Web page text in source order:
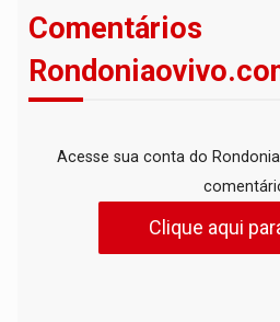
Comentários
Acesse sua conta do
Clique aqui